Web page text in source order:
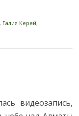
, Галия Керей,
видеозапись,